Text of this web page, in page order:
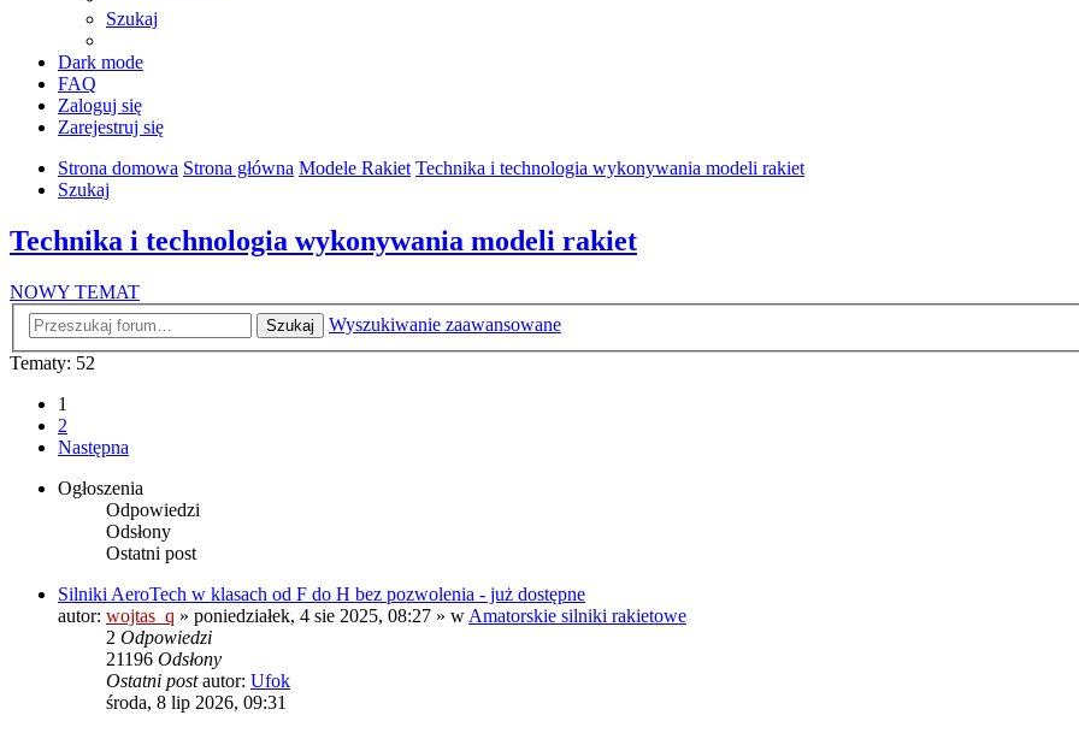
Szukaj
Dark mode
FAQ
Zaloguj się
Zarejestruj się
Strona domowa Strona główna Modele Rakiet Technika i technologia wykonywania modeli rakiet
Szukaj
Technika i technologia wykonywania modeli rakiet
NOWY TEMAT
Szukaj
Wyszukiwanie zaawansowane
Tematy: 52
1
2
Następna
Ogłoszenia
Odpowiedzi
Odsłony
Ostatni post
Silniki AeroTech w klasach od F do H bez pozwolenia - już dostępne
autor: wojtas_q » poniedziałek, 4 sie 2025, 08:27 » w Amatorskie silniki rakietowe
2 Odpowiedzi
21196 Odsłony
Ostatni postautor: Ufok
środa, 8 lip 2026, 09:31